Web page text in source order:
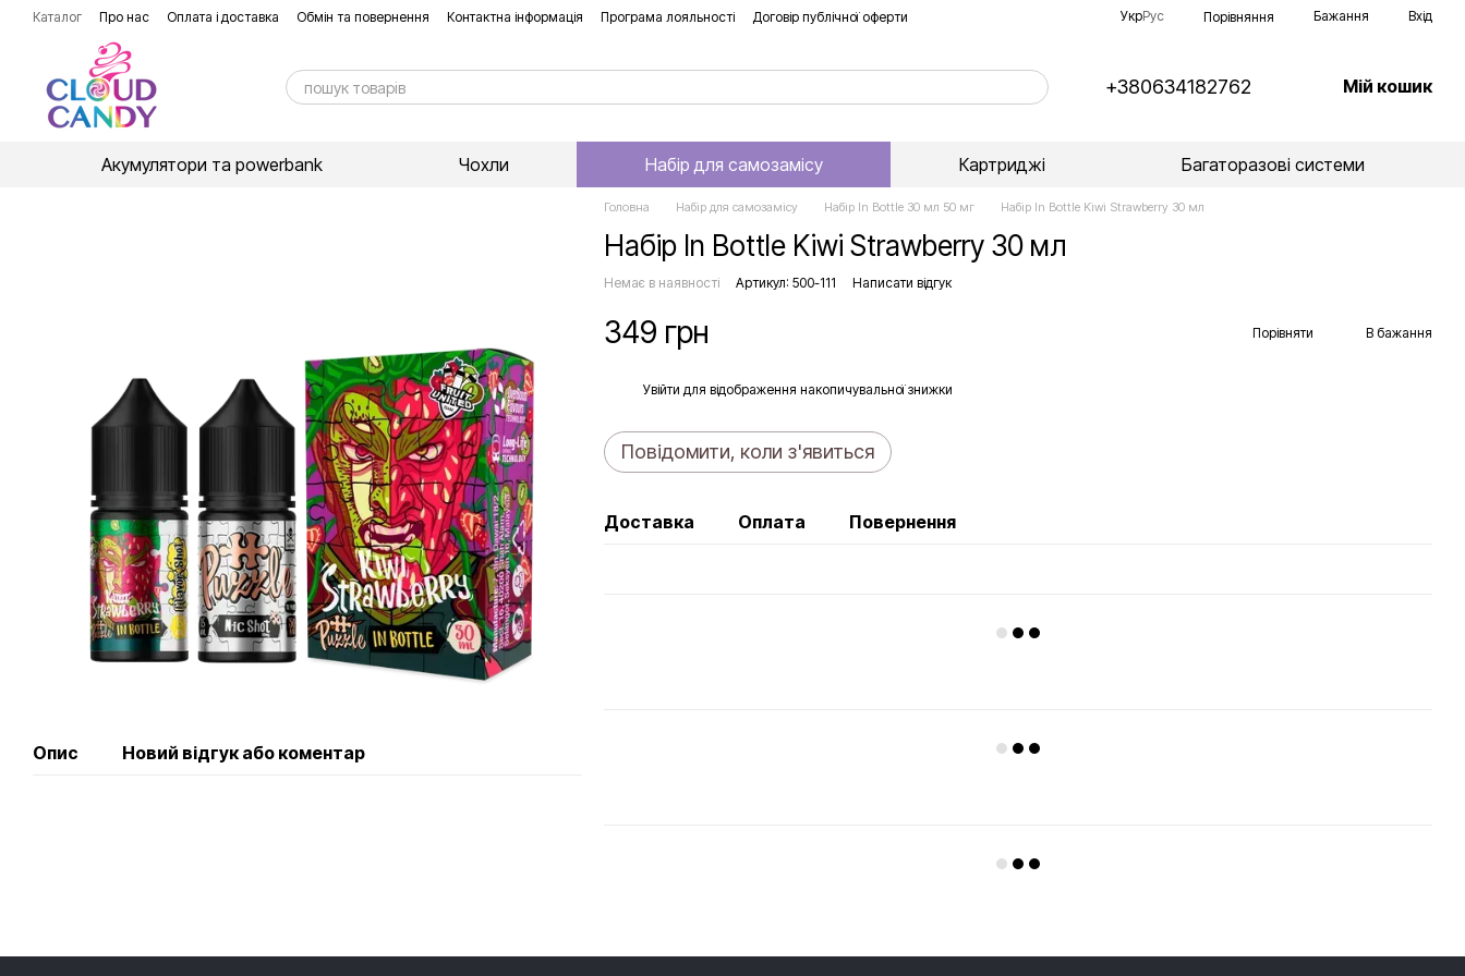
Перейти до основного контенту
Каталог Про нас Оплата і доставка Обмін та повернення Контактна інформація Програма лояльності Договір публічної оферти УкрРус Порівняння Бажання Вхід
+380634182762 Мій кошик
Акумулятори та powerbank Чохли Набір для самозамісу Картриджі Багаторазові системи
Опис Новий відгук або коментар
Головна Набір для самозамісу Набір In Bottle 30 мл 50 мг Набір In Bottle Kiwi Strawberry 30 мл
Набір In Bottle Kiwi Strawberry 30 мл
Немає в наявності Артикул: 500-111 Написати відгук
349 грн Порівняти В бажання
Увійти для відображення накопичувальної знижки
Повідомити, коли з'явиться
Доставка Оплата Повернення